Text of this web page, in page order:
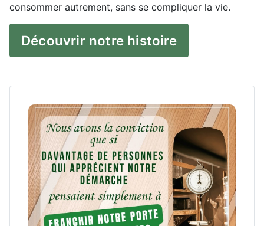
consommer autrement, sans se compliquer la vie.
Découvrir notre histoire